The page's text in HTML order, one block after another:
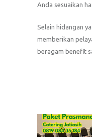
Anda sesuaikan
Selain hidangan
memberikan
beragam benefit